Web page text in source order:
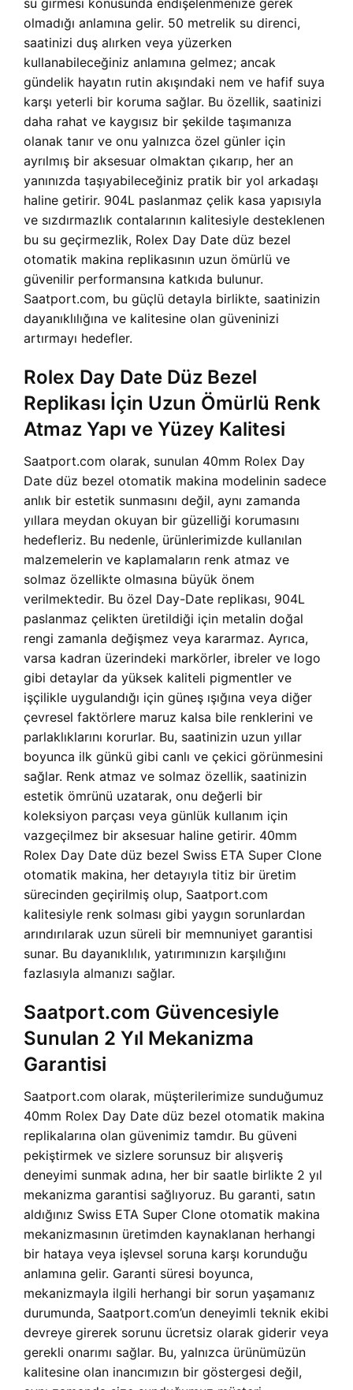
su girmesi konusunda endişelenmenize gerek
olmadığı anlamına gelir. 50 metrelik su direnci,
saatinizi duş alırken veya yüzerken
kullanabileceğiniz anlamına gelmez; ancak
gündelik hayatın rutin akışındaki nem ve hafif suya
karşı yeterli bir koruma sağlar. Bu özellik, saatinizi
daha rahat ve kaygısız bir şekilde taşımanıza
olanak tanır ve onu yalnızca özel günler için
ayrılmış bir aksesuar olmaktan çıkarıp, her an
yanınızda taşıyabileceğiniz pratik bir yol arkadaşı
haline getirir. 904L paslanmaz çelik kasa yapısıyla
ve sızdırmazlık contalarının kalitesiyle desteklenen
bu su geçirmezlik, Rolex Day Date düz bezel
otomatik makina replikasının uzun ömürlü ve
güvenilir performansına katkıda bulunur.
Saatport.com, bu güçlü detayla birlikte, saatinizin
dayanıklılığına ve kalitesine olan güveninizi
artırmayı hedefler.
Rolex Day Date Düz Bezel
Replikası İçin Uzun Ömürlü Renk
Atmaz Yapı ve Yüzey Kalitesi
Saatport.com olarak, sunulan 40mm Rolex Day
Date düz bezel otomatik makina modelinin sadece
anlık bir estetik sunmasını değil, aynı zamanda
yıllara meydan okuyan bir güzelliği korumasını
hedefleriz. Bu nedenle, ürünlerimizde kullanılan
malzemelerin ve kaplamaların renk atmaz ve
solmaz özellikte olmasına büyük önem
verilmektedir. Bu özel Day-Date replikası, 904L
paslanmaz çelikten üretildiği için metalin doğal
rengi zamanla değişmez veya kararmaz. Ayrıca,
varsa kadran üzerindeki markörler, ibreler ve logo
gibi detaylar da yüksek kaliteli pigmentler ve
işçilikle uygulandığı için güneş ışığına veya diğer
çevresel faktörlere maruz kalsa bile renklerini ve
parlaklıklarını korurlar. Bu, saatinizin uzun yıllar
boyunca ilk günkü gibi canlı ve çekici görünmesini
sağlar. Renk atmaz ve solmaz özellik, saatinizin
estetik ömrünü uzatarak, onu değerli bir
koleksiyon parçası veya günlük kullanım için
vazgeçilmez bir aksesuar haline getirir. 40mm
Rolex Day Date düz bezel Swiss ETA Super Clone
otomatik makina, her detayıyla titiz bir üretim
sürecinden geçirilmiş olup, Saatport.com
kalitesiyle renk solması gibi yaygın sorunlardan
arındırılarak uzun süreli bir memnuniyet garantisi
sunar. Bu dayanıklılık, yatırımınızın karşılığını
fazlasıyla almanızı sağlar.
Saatport.com Güvencesiyle
Sunulan 2 Yıl Mekanizma
Garantisi
Saatport.com olarak, müşterilerimize sunduğumuz
40mm Rolex Day Date düz bezel otomatik makina
replikalarına olan güvenimiz tamdır. Bu güveni
pekiştirmek ve sizlere sorunsuz bir alışveriş
deneyimi sunmak adına, her bir saatle birlikte 2 yıl
mekanizma garantisi sağlıyoruz. Bu garanti, satın
aldığınız Swiss ETA Super Clone otomatik makina
mekanizmasının üretimden kaynaklanan herhangi
bir hataya veya işlevsel soruna karşı korunduğu
anlamına gelir. Garanti süresi boyunca,
mekanizmayla ilgili herhangi bir sorun yaşamanız
durumunda, Saatport.com’un deneyimli teknik ekibi
devreye girerek sorunu ücretsiz olarak giderir veya
gerekli onarımı sağlar. Bu, yalnızca ürünümüzün
kalitesine olan inancımızın bir göstergesi değil,